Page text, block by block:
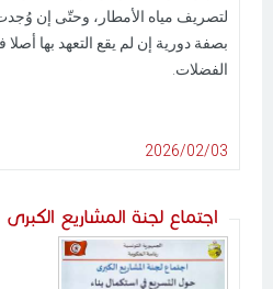
لتصريف مياه الأمطار، وحتّى إن وُجدت
بصفة دورية إن لم يقع التعهد بها
الفضلات.
2026/02/03
اجتماع لجنة المشاريع الكبرى